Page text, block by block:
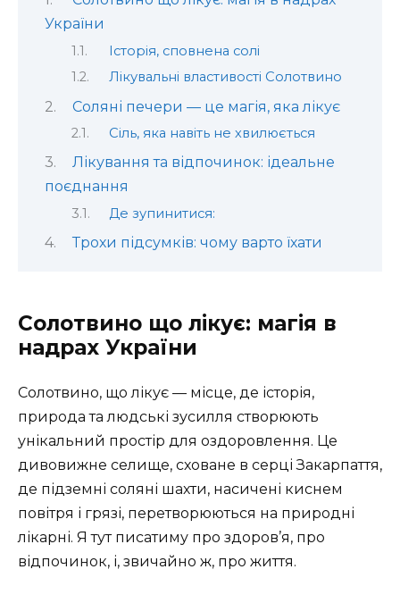
України
Історія, сповнена солі
Лікувальні властивості Солотвино
Соляні печери — це магія, яка лікує
Сіль, яка навіть не хвилюється
Лікування та відпочинок: ідеальне
поєднання
Де зупинитися:
Трохи підсумків: чому варто їхати
Солотвино що лікує: магія в
надрах України
Солотвино, що лікує — місце, де історія,
природа та людські зусилля створюють
унікальний простір для оздоровлення. Це
дивовижне селище, сховане в серці Закарпаття,
де підземні соляні шахти, насичені киснем
повітря і грязі, перетворюються на природні
лікарні. Я тут писатиму про здоров’я, про
відпочинок, і, звичайно ж, про життя.